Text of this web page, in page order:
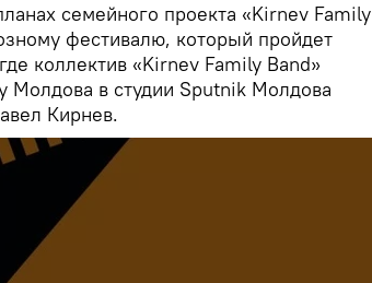
семейного проекта «Kirnev Family
фестивалю, который пройдет
коллектив «Kirnev Family Band»
Молдова в студии Sputnik Молдова
Кирнев.